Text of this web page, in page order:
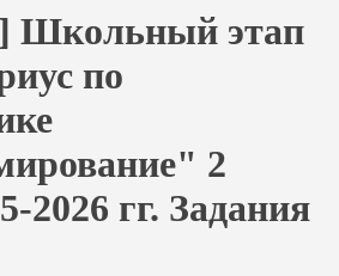
Школьный этап
по
2
2026 гг. Задания